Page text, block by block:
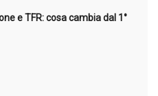
e TFR: cosa cambia dal 1°